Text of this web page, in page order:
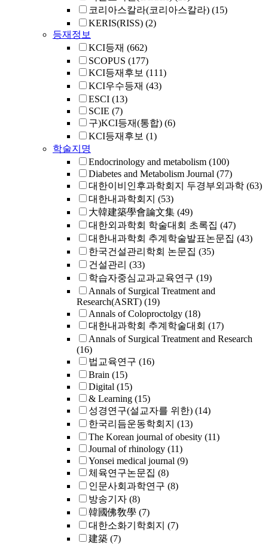
코리아스칼라(코리아스칼라) (15)
KERIS(RISS) (2)
등재정보
KCI등재 (662)
SCOPUS (177)
KCI등재후보 (111)
KCI우수등재 (43)
ESCI (13)
SCIE (7)
구)KCI등재(통합) (6)
KCI등재후보 (1)
학술지명
Endocrinology and metabolism (100)
Diabetes and Metabolism Journal (77)
대한이비인후과학회지 두경부외과학 (63)
대한내과학회지 (53)
大韓建築學會論文集 (49)
대한외과학회 학술대회 초록집 (47)
대한내과학회 추계학술발표논문집 (43)
한국건설관리학회 논문집 (35)
건설관리 (33)
학습자중심교과교육연구 (19)
Annals of Surgical Treatment and
Research(ASRT) (19)
Annals of Coloproctolgy (18)
대한내과학회 추계학술대회 (17)
Annals of Surgical Treatment and Research
(16)
법교육연구 (16)
Brain (15)
Digital (15)
& Learning (15)
성경연구(설교자를 위한) (14)
한국리듬운동학회지 (13)
The Korean journal of obesity (11)
Journal of rhinology (11)
Yonsei medical journal (9)
체육연구논문집 (8)
인문사회과학연구 (8)
방송기자 (8)
韓國佛敎學 (7)
대한소화기학회지 (7)
建築 (7)